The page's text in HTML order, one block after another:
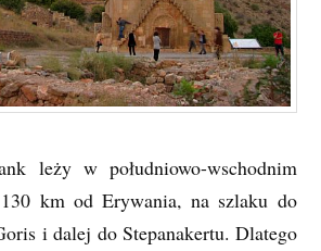
leży w południowo-wschodnim
km od Erywania, na szlaku do
i dalej do Stepanakertu. Dlatego